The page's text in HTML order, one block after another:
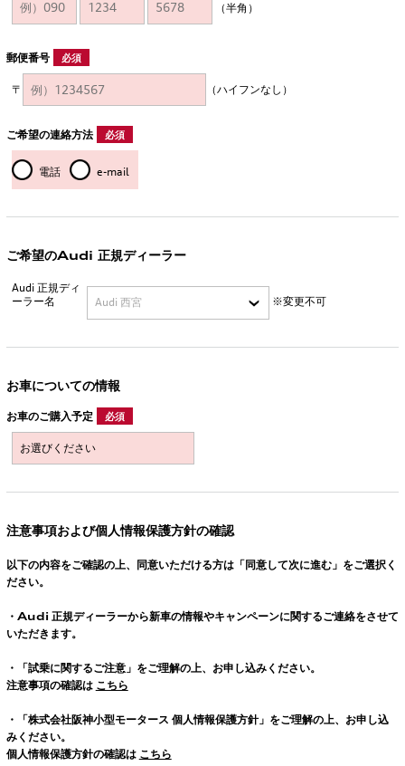
（半角）
郵便番号 必須
〒 （ハイフンなし）
ご希望の連絡方法 必須
電話 e-mail
ご希望のAudi 正規ディーラー
Audi 正規ディ
ーラー名
※変更不可
お車についての情報
お車のご購入予定 必須
注意事項および個人情報保護方針の確認
以下の内容をご確認の上、同意いただける方は「同意して次に進む」をご選択く
ださい。
・ Audi 正規ディーラーから新車の情報やキャンペーンに関するご連絡をさせて
いただきます。
・「試乗に関するご注意」をご理解の上、お申し込みください。
注意事項の確認は こちら
・「株式会社阪神小型モータース 個人情報保護方針」をご理解の上、お申し込
みください。
個人情報保護方針の確認は こちら